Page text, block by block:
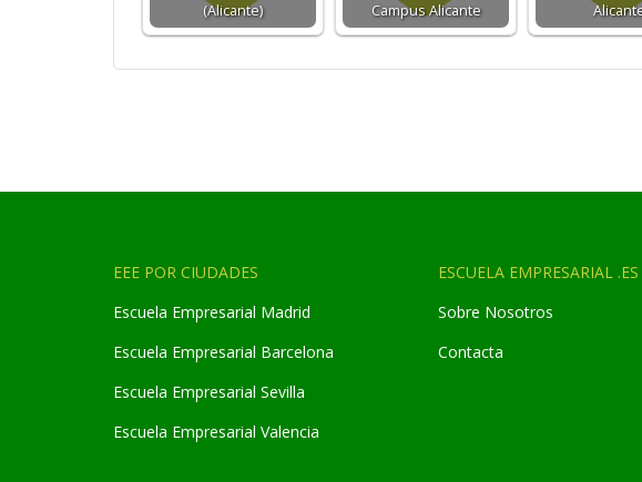
(Alicante)
Campus Alicante
EEE POR CIUDADES
Escuela Empresarial Madrid
Escuela Empresarial Barcelona
Escuela Empresarial Sevilla
Escuela Empresarial Valencia
ESCUELA EMPRESARIAL .ES
Sobre Nosotros
Contacta